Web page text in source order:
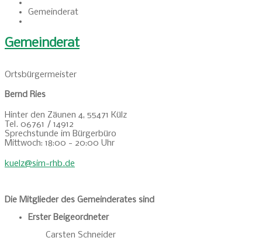
Gemeinderat
Gemeinderat
Ortsbürgermeister
Bernd Ries
Hinter den Zäunen 4, 55471 Külz
Tel. 06761 / 14912
Sprechstunde im Bürgerbüro
Mittwoch: 18:00 - 20:00 Uhr
kuelz@sim-rhb.de
Die Mitglieder des Gemeinderates sind
Erster Beigeordneter
Carsten Schneider